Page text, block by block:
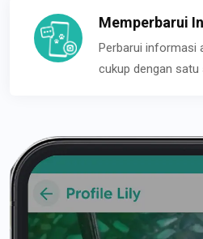
Memperbarui
Perbarui informasi
cukup dengan